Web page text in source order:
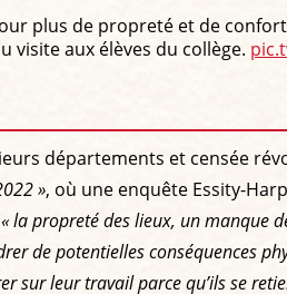
plus de propreté et de
visite aux élèves du collège.
départements et censée
», où une enquête Essity-
« la propreté des lieux, un manque
de potentielles conséquences
sur leur travail parce qu’ils se